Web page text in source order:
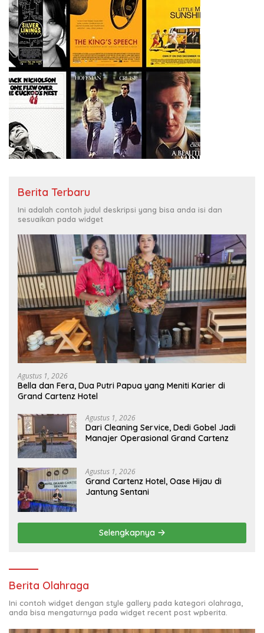
Berita Terbaru
Ini adalah contoh judul deskripsi yang bisa anda isi dan
sesuaikan pada widget
Agustus 1, 2026
Bella dan Fera, Dua Putri Papua yang Meniti Karier di
Grand Cartenz Hotel
Agustus 1, 2026
Dari Cleaning Service, Dedi Gobel Jadi
Manajer Operasional Grand Cartenz
Agustus 1, 2026
Grand Cartenz Hotel, Oase Hijau di
Jantung Sentani
Selengkapnya
Berita Olahraga
Ini contoh widget dengan style gallery pada kategori olahraga,
anda bisa mengaturnya pada widget recent post wpberita.